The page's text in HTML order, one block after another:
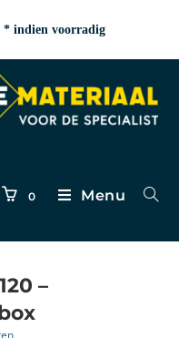
* indien voorradig
0 Menu
–